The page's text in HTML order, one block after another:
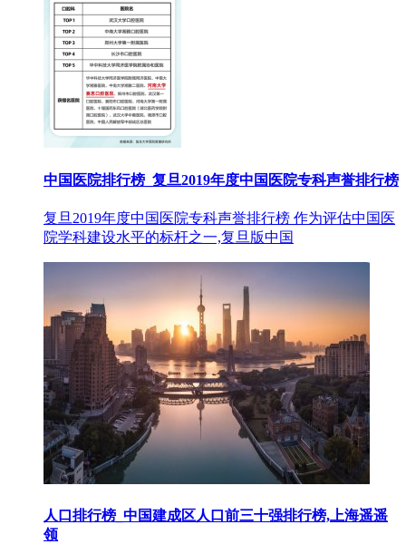
中国医院排行榜_复旦2019年度中国医院专科声誉排行榜
复旦2019年度中国医院专科声誉排行榜 作为评估中国医
院学科建设水平的标杆之一,复旦版中国
人口排行榜_中国建成区人口前三十强排行榜,上海遥遥
领